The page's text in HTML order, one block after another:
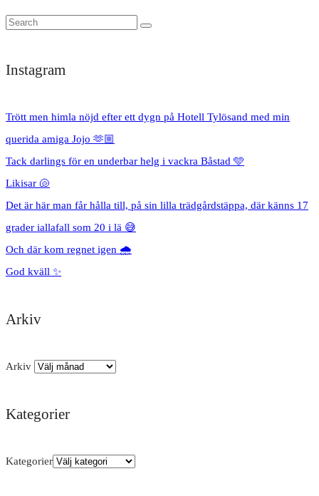
Instagram
Trött men himla nöjd efter ett dygn på Hotell Tylösand med min
querida amiga Jojo 🫶🏼
Tack darlings för en underbar helg i vackra Båstad 🩵
Likisar 🐚
Det är här man får hålla till, på sin lilla trädgårdstäppa, där känns 17
grader iallafall som 20 i lä 😅
Och där kom regnet igen 🌧️
God kväll ✨
Arkiv
Arkiv
Kategorier
Kategorier